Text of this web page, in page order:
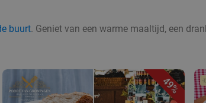
buurt. Geniet van een warme maaltijd, een
49%